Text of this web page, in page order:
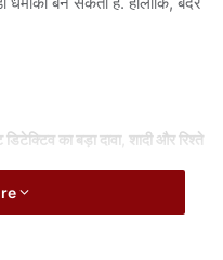
का बड़ा दावा, शादी और रिश्ते